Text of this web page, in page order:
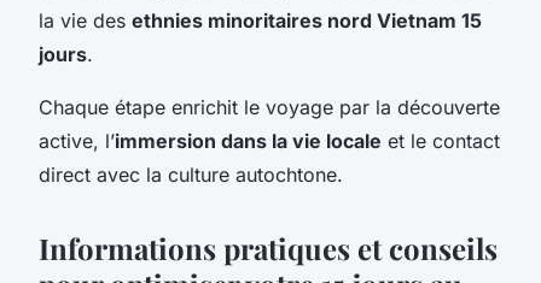
la vie des ethnies minoritaires nord Vietnam 15
jours.
Chaque étape enrichit le voyage par la découverte
active, l’immersion dans la vie locale et le contact
direct avec la culture autochtone.
Informations pratiques et conseils